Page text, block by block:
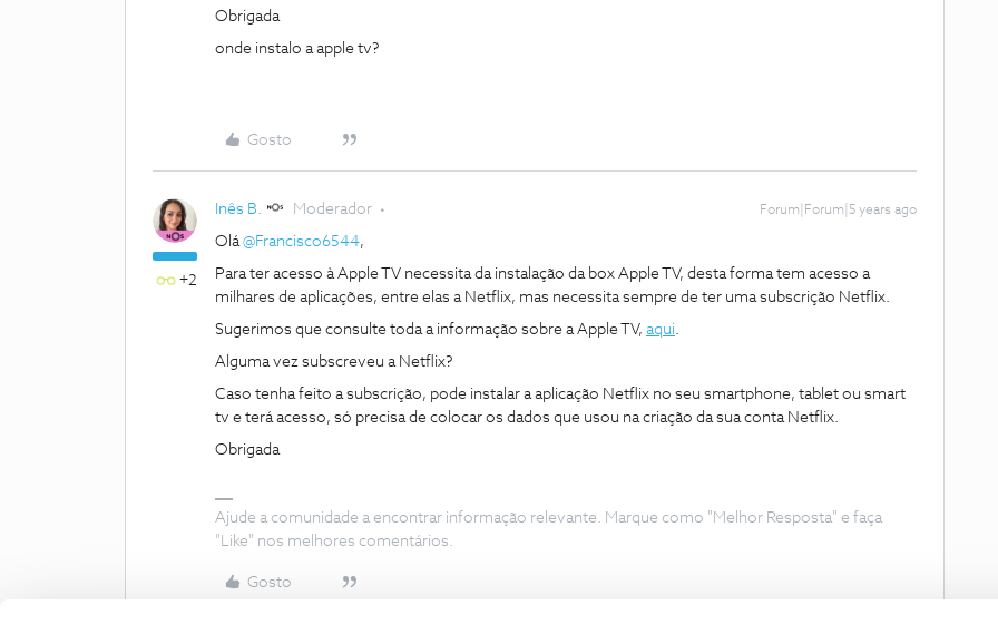
Obrigada
onde instalo a apple tv?
Gosto
+2
Inês B. Moderador Forum|Forum|5 years ago
Olá@Francisco6544,
Para ter acesso à Apple TV necessita da instalação da box Apple TV, desta forma tem acesso a
milhares de aplicações, entre elas a Netflix, mas necessita sempre de ter uma subscrição Netflix.
Sugerimos que consulte toda a informação sobre a Apple TV, aqui.
Alguma vez subscreveu a Netflix?
Caso tenha feito a subscrição, pode instalar a aplicação Netflix no seu smartphone, tablet ou smart
tv e terá acesso, só precisa de colocar os dados que usou na criação da sua conta Netflix.
Obrigada
Ajude a comunidade a encontrar informação relevante. Marque como "Melhor Resposta" e faça
"Like" nos melhores comentários.
Gosto